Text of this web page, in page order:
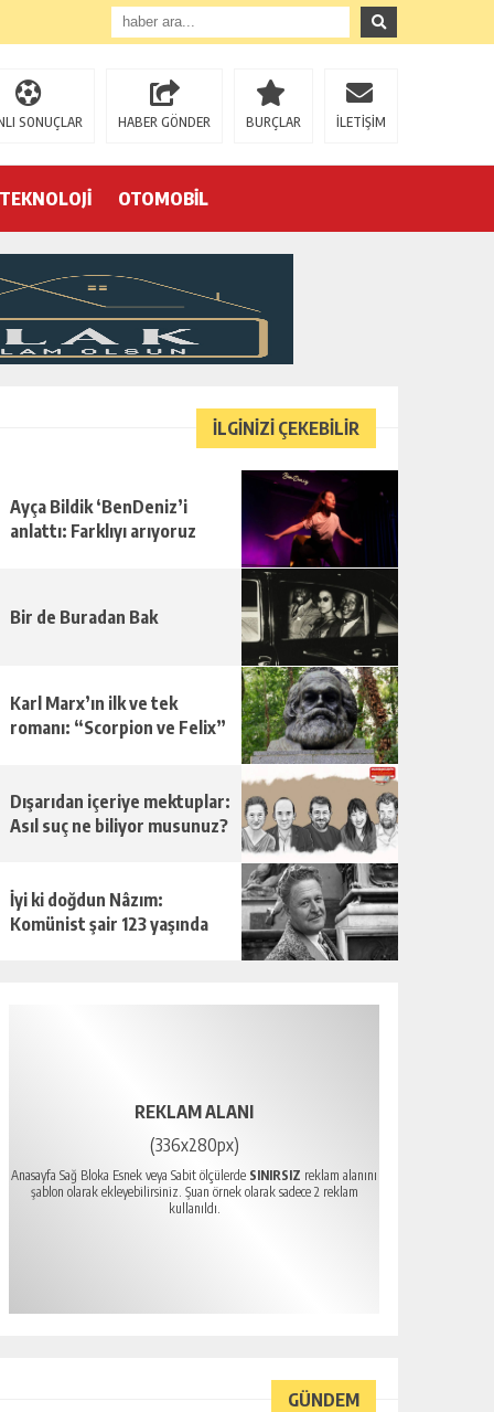
SONUÇLAR HABER GÖNDER BURÇLAR İLETİŞİM
TEKNOLOJİ OTOMOBİL
İLGİNİZİ ÇEKEBİLİR
Ayça Bildik ‘BenDeniz’i
anlattı: Farklıyı arıyoruz
Bir de Buradan Bak
Karl Marx’ın ilk ve tek
romanı: “Scorpion ve Felix”
Dışarıdan içeriye mektuplar:
Asıl suç ne biliyor musunuz?
İyi ki doğdun Nâzım:
Komünist şair 123 yaşında
REKLAM ALANI
(336x280px)
Anasayfa Sağ Bloka Esnek veya Sabit ölçülerde SINIRSIZ reklam alanını
şablon olarak ekleyebilirsiniz. Şuan örnek olarak sadece 2 reklam
kullanıldı.
GÜNDEM